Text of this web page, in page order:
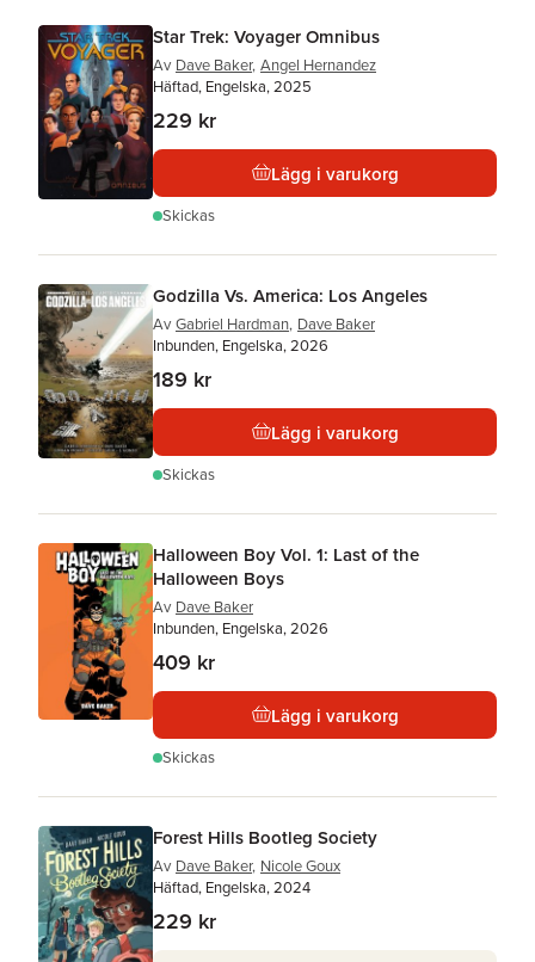
Star Trek: Voyager Omnibus
Av Dave Baker, Angel Hernandez
Häftad, Engelska, 2025
229 kr
Lägg i varukorg
Skickas
Godzilla Vs. America: Los Angeles
Av Gabriel Hardman, Dave Baker
Inbunden, Engelska, 2026
189 kr
Lägg i varukorg
Skickas
Halloween Boy Vol. 1: Last of the
Halloween Boys
Av Dave Baker
Inbunden, Engelska, 2026
409 kr
Lägg i varukorg
Skickas
Forest Hills Bootleg Society
Av Dave Baker, Nicole Goux
Häftad, Engelska, 2024
229 kr